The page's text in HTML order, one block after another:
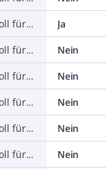
Unterstützt Protokoll für ASI
Ja
Unterstützt Protokoll für KNX
Nein
Unterstützt Protokoll für Modbus
Nein
Unterstützt Protokoll für Data-Highway
Nein
Unterstützt Protokoll für DeviceNet
Nein
Unterstützt Protokoll für SUCONET
Nein